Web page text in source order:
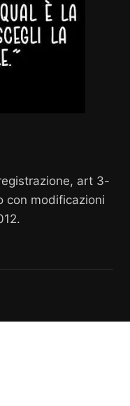
art 3-
con modificazioni